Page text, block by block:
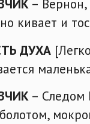
–
кивает и
ДУХА
– Следом